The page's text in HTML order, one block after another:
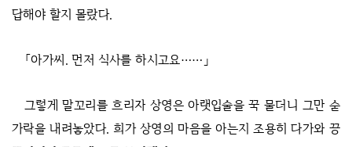
답해야 할지 몰랐다.
「아가씨. 먼저 식사를 하시고요……」
그렇게 말꼬리를 흐리자 상영은 아랫입술을 꾹 물더니 그만 숟
가락을 내려놓았다. 희가 상영의 마음을 아는지 조용히 다가와 끙